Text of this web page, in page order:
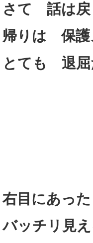
さて 話は戻
帰りは 保護
とても 退屈
右目にあっ
バッチリ見